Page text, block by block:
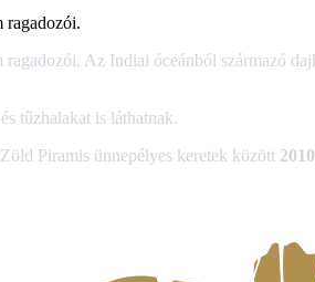
ragadozói.
Az Indiai óceánból származó
tűzhalakat is láthatnak.
Piramis ünnepélyes keretek között